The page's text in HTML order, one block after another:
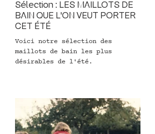
Sélection : LES MAILLOTS DE
BAIN QUE L'ON VEUT PORTER
CET ÉTÉ
Voici notre sélection des
maillots de bain les plus
désirables de l'été.